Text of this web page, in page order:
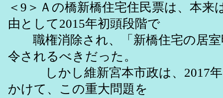
＜9＞Ａの橋新橋住宅住民票は、本来
由として2015年初頭段階で
職権消除され、「新橋住宅の居室
令されるべきだった。
しかし維新宮本市政は、2017年
かけて、この重大問題を